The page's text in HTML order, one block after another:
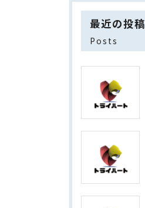
最近の投稿
Posts